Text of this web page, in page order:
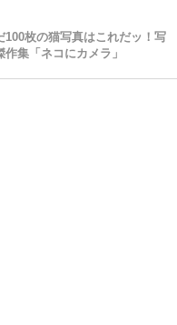
100枚の猫写真はこれだッ！写
集「ネコにカメラ」